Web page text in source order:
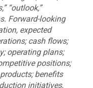
“outlook,”
Forward-looking
expected
cash flows;
operating plans;
positions;
benefits
initiatives,